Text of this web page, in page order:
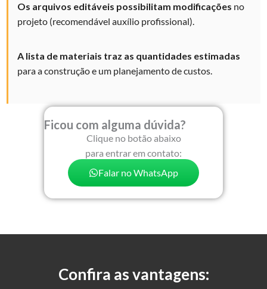
Os arquivos editáveis possibilitam modificações no
projeto (recomendável auxílio profissional).
A lista de materiais traz as quantidades estimadas
para a construção e um planejamento de custos.
Ficou com alguma dúvida?
Clique no botão abaixo
para entrar em contato:
Falar no WhatsApp
Confira as vantagens: